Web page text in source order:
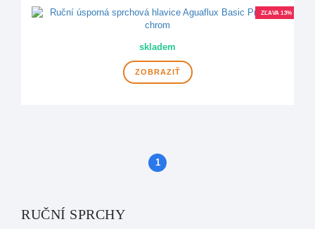
ZĽAVA 13%
skladem
ZOBRAZIŤ
1
(aktuálne)
RUČNÍ SPRCHY